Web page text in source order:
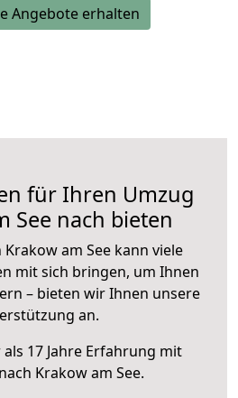
Angebote erhalten
für Ihren Umzug
See nach bieten
Krakow am See kann viele
mit sich bringen, um Ihnen
– bieten wir Ihnen unsere
an.
17 Jahre Erfahrung mit
Krakow am See.